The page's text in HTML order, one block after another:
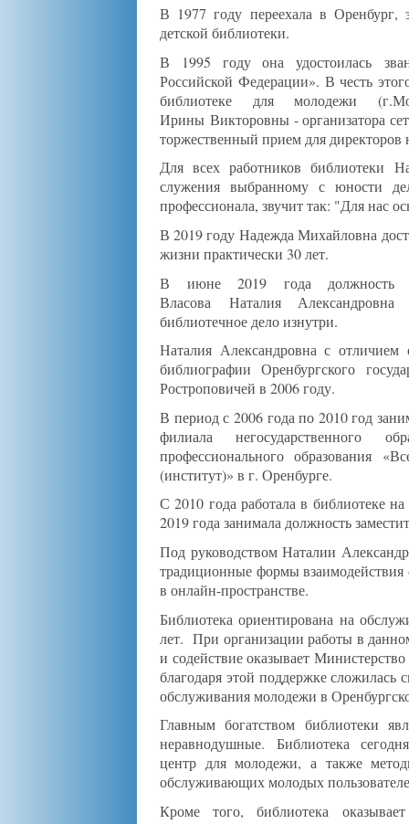
В 1977 году переехала в Оренбург,
детской библиотеки.
В 1995 году она удостоилась
Российской Федерации». В честь
библиотеке для молодежи
Ирины Викторовны - организатора
торжественный прием для
Для всех работников библиотеки
служения выбранному с юности
профессионала, звучит так: "Для нас
В 2019 году Надежда Михайловна
жизни практически 30 лет.
В июне 2019 года должность
Власова Наталия
библиотечное дело изнутри.
Наталия Александровна с отличием
библиографии Оренбургского
Ростроповичей в 2006 году.
В период с 2006 года по 2010 год
филиала негосударственного
профессионального образования
(институт)» в г. Оренбурге.
С 2010 года работала в библиотеке
2019 года занимала должность
Под руководством Наталии
традиционные формы взаимодействия
в онлайн-пространстве.
Библиотека ориентирована на
лет. При организации работы в
и содействие оказывает
благодаря этой поддержке сложилась
обслуживания молодежи в
Главным богатством библиотеки
неравнодушные. Библиотека
центр для молодежи, а также
обслуживающих молодых
Кроме того, библиотека